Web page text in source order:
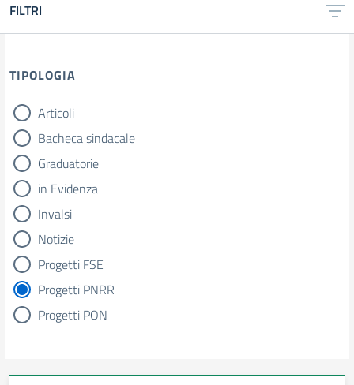
FILTRI
TIPOLOGIA
tipologia di articoli
Articoli
Bacheca sindacale
Graduatorie
in Evidenza
Invalsi
Notizie
Progetti FSE
Progetti PNRR
Progetti PON